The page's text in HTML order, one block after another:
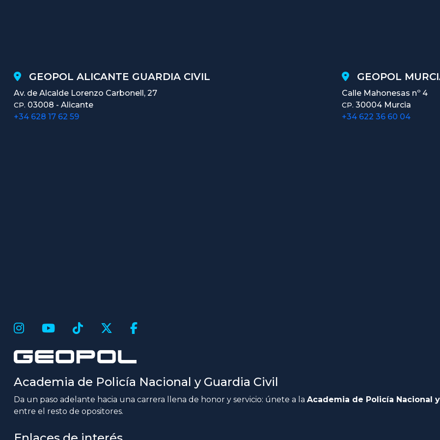
GEOPOL ALICANTE GUARDIA CIVIL
Av. de Alcalde Lorenzo Carbonell, 27
CP. 03008 - Alicante
+34 628 17 62 59
GEOPOL
Calle Mahonesas nº 4
CP. 30004 Murcia
+34 622 36 60 04
Academia de Policía Nacional y Guardia Civil
Da un paso adelante hacia una carrera llena de honor y servicio: únete a la Academia de Policía Nacional
entre el resto de opositores.